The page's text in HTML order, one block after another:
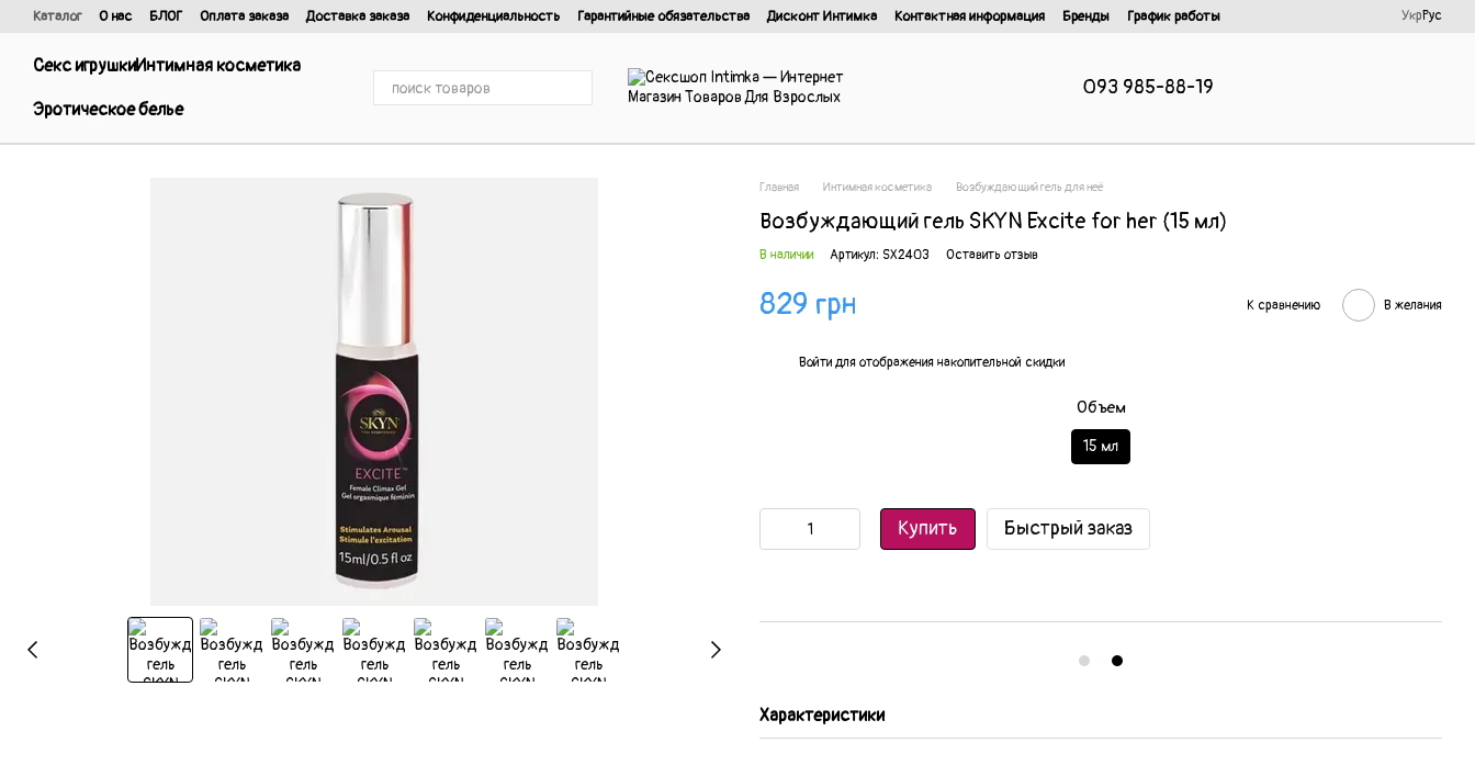
Перейти к основному контенту
Каталог О нас БЛОГ Оплата заказа Доставка заказа Конфиденциальность Гарантийные обязательства Дисконт Интимка Контактная информация Бренды
График работы
УкрРус
Секс игрушкиИнтимная косметика
Эротическое белье
093 985-88-19
Главная Интимная косметика Возбуждающий гель для неё
Возбуждающий гель SKYN Excite for her (15 мл)
В наличии Артикул: SX2403 Оставить отзыв
829 грн К сравнению В желания
Войти для отображения накопительной скидки
Объем
15 мл
Купить Быстрый заказ
Характеристики